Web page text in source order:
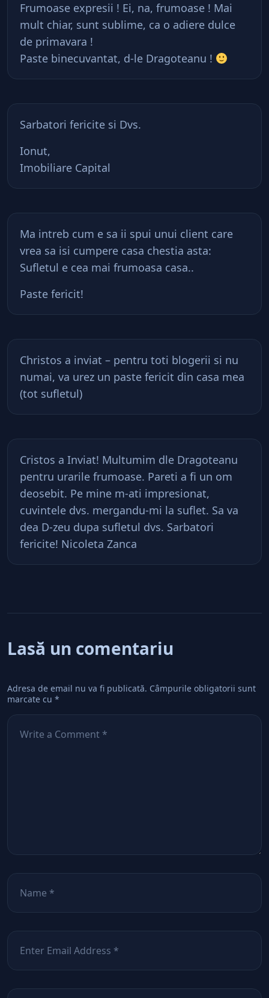
Frumoase expresii ! Ei, na, frumoase ! Mai
mult chiar, sunt sublime, ca o adiere dulce
de primavara !
Paste binecuvantat, d-le Dragoteanu !
Sarbatori fericite si Dvs.
Ionut,
Imobiliare Capital
Ma intreb cum e sa ii spui unui client care
vrea sa isi cumpere casa chestia asta:
Sufletul e cea mai frumoasa casa..
Paste fericit!
Christos a inviat – pentru toti blogerii si nu
numai, va urez un paste fericit din casa mea
(tot sufletul)
Cristos a Inviat! Multumim dle Dragoteanu
pentru urarile frumoase. Pareti a fi un om
deosebit. Pe mine m-ati impresionat,
cuvintele dvs. mergandu-mi la suflet. Sa va
dea D-zeu dupa sufletul dvs. Sarbatori
fericite! Nicoleta Zanca
Lasă un comentariu
Adresa de email nu va fi publicată. Câmpurile obligatorii sunt
marcate cu *